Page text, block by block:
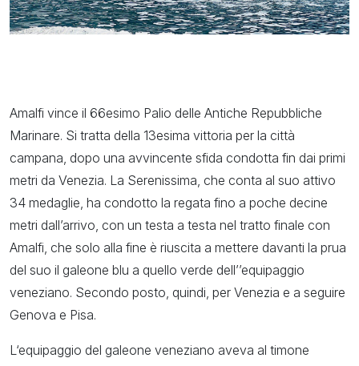
Amalfi vince il 66esimo Palio delle Antiche Repubbliche
Marinare. Si tratta della 13esima vittoria per la città
campana, dopo una avvincente sfida condotta fin dai primi
metri da Venezia. La Serenissima, che conta al suo attivo
34 medaglie, ha condotto la regata fino a poche decine
metri dall’arrivo, con un testa a testa nel tratto finale con
Amalfi, che solo alla fine è riuscita a mettere davanti la prua
del suo il galeone blu a quello verde dell’’equipaggio
veneziano. Secondo posto, quindi, per Venezia e a seguire
Genova e Pisa.
L‘equipaggio del galeone veneziano aveva al timone